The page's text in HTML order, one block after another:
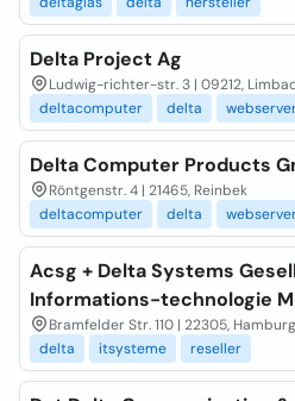
Delta Project Ag
Ludwig-richter-str. 3 | 09212,
deltacomputer
delta
Delta Computer Products
Röntgenstr. 4 | 21465, Reinbek
deltacomputer
delta
Acsg + Delta Systems
Informations-technologie
Bramfelder Str. 110 | 22305, Hamburg
delta
itsysteme reseller